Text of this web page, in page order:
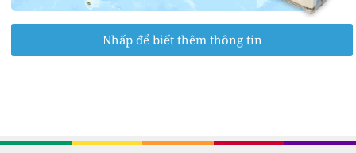
Nhấp để biết thêm thông tin